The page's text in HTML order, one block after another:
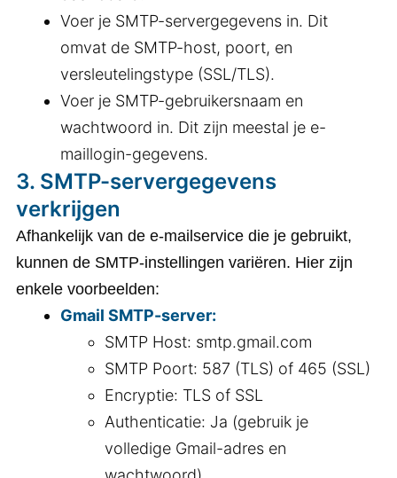
Voer je SMTP-servergegevens in. Dit
omvat de SMTP-host, poort, en
versleutelingstype (SSL/TLS).
Voer je SMTP-gebruikersnaam en
wachtwoord in. Dit zijn meestal je e-
maillogin-gegevens.
3. SMTP-servergegevens
verkrijgen
Afhankelijk van de e-mailservice die je gebruikt,
kunnen de SMTP-instellingen variëren. Hier zijn
enkele voorbeelden:
Gmail SMTP-server:
SMTP Host: smtp.gmail.com
SMTP Poort: 587 (TLS) of 465 (SSL)
Encryptie: TLS of SSL
Authenticatie: Ja (gebruik je
volledige Gmail-adres en